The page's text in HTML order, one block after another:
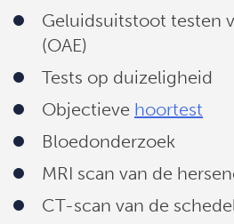
Geluidsuitstoot testen
(OAE)
Tests op duizeligheid
Objectieve hoortest
Bloedonderzoek
MRI scan van de
CT-scan van de